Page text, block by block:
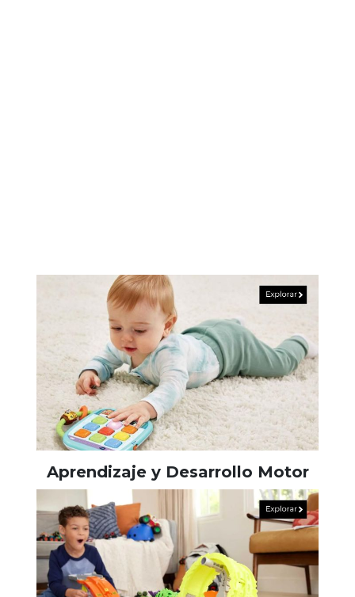
Aprendizaje y Desarrollo Motor